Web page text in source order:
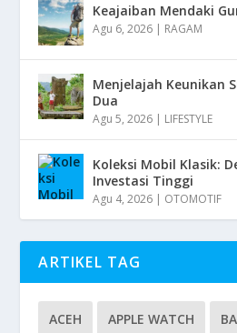
Keajaiban Mendaki
Agu 6, 2026 | RAGAM
Menjelajah Keunikan
Dua
Agu 5, 2026 | LIFESTYLE
Koleksi Mobil Klasik:
Investasi Tinggi
Agu 4, 2026 | OTOMOTIF
ARTIKEL TAG
ACEH APPLE WATCH